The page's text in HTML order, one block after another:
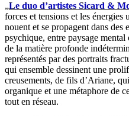
„Le duo d’artistes Sicard &
forces et tensions et les énergies
nouent et se propagent dans des
psychique, entre paysage
de la matière profonde
représentés par des portraits
qui ensemble dessinent une
creusements, de fils d’Ariane,
organique et une métaphore de
tout en réseau.